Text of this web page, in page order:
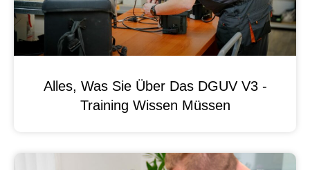
Alles, Was Sie Über Das DGUV V3 -
Training Wissen Müssen